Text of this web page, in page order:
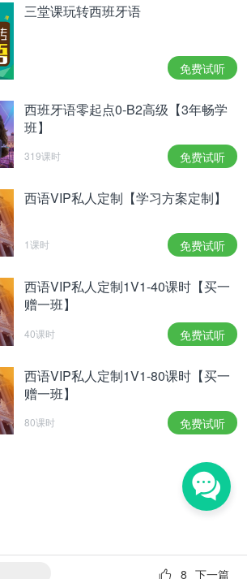
三堂课玩转西班牙语
免费试听
西班牙语零起点0-B2高级【3年畅学
班】
319课时 免费试听
西语VIP私人定制【学习方案定制】
1课时 免费试听
西语VIP私人定制1V1-40课时【买一
赠一班】
40课时 免费试听
西语VIP私人定制1V1-80课时【买一
赠一班】
80课时 免费试听
下一篇
8